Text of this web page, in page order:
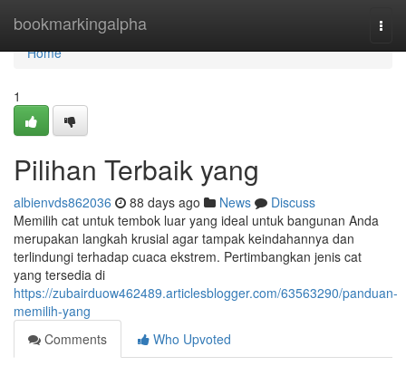
bookmarkingalpha
Home
Home
1
Pilihan Terbaik yang
albienvds862036 88 days ago News
Discuss
Memilih cat untuk tembok luar yang ideal untuk bangunan Anda
merupakan langkah krusial agar tampak keindahannya dan
terlindungi terhadap cuaca ekstrem. Pertimbangkan jenis cat
yang tersedia di
https://zubairduow462489.articlesblogger.com/63563290/panduan-
memilih-yang
Comments
Who Upvoted